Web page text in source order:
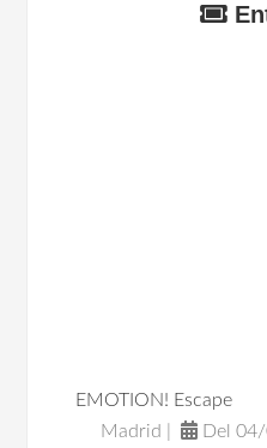
EMOTION! Escape
Madrid |
Del 04/